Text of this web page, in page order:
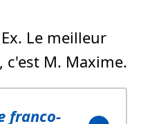
Le meilleur
c'est M. Maxime.
franco-